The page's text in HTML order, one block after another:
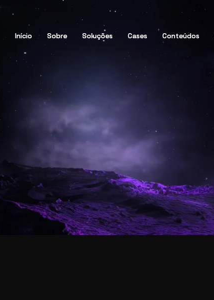
Início Sobre Soluções Cases Conteúdos
Início Sobre Soluções Cases Conteúdos